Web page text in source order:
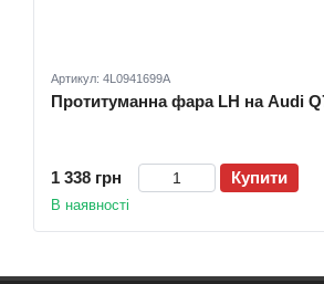
Артикул: 4L0941699A
Протитуманна фара LH на Audi
1 338 грн Купити
В наявності